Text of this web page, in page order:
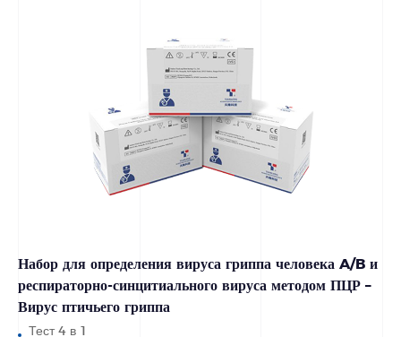
Набор для определения вируса гриппа человека A/B и
респираторно-синцитиального вируса методом ПЦР –
Вирус птичьего гриппа
Тест 4 в 1